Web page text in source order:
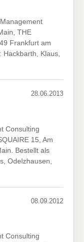
THE
Frankfurt am
Hackbarth, Klaus,
28.06.2013
Consulting
15, Am
Bestellt als
Odelzhausen,
08.09.2012
Consulting